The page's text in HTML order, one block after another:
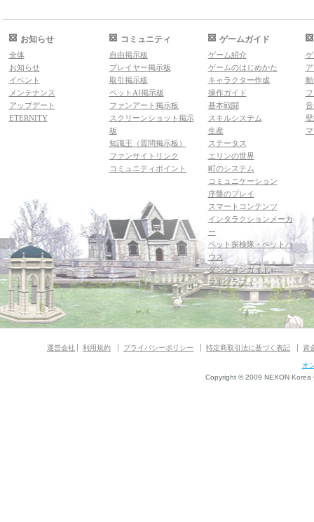
お知らせ
全体
お知らせ
イベント
メンテナンス
アップデート
ETERNITY
コミュニティ
自由掲示板
プレイヤー掲示板
取引掲示板
ペットAI掲示板
ファンアート掲示板
スクリーンショット掲示
板
知識王（質問掲示板）
ファンサイトリンク
コミュニティポイント
ゲームガイド
ゲーム紹介
ゲームのはじめかた
キャラクター作成
操作ガイド
基本戦闘
スキルシステム
生産
ステータス
エリンの世界
町のシステム
コミュニケーション
序盤のプレイ
スマートコンテンツ
インタラクションメーカ
ー
ペット探検隊・ペットハ
ウス
ダンジョンガイド
マギグラフィ
運営会社 利用規約 プライバシーポリシー 特定商取引法に基づく表記 資
オ
Copyright © 2009 NEXON Korea